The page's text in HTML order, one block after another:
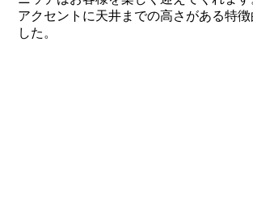
アクセントに天井までの高さがある特
した。